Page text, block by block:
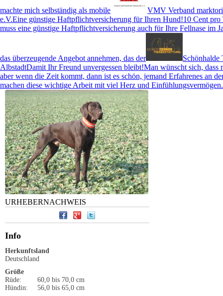
machte mich selbständig als mobile
VMV Verband
e.V.Eine günstige Haftpflichtversicherung für Ihren Hund!10 Cent pro
muss eine günstige Haftpflichtversicherung auch für Ihre Fellnase im
das überzeugende Angebot annehmen, das der
Schönhalde
AlbstadtDamit Ihr Freund unvergessen bleibt!Man wünscht sich,
aber wenn die Zeit kommt, dann ist es schön, jemand Erfahrenes an
machen diese wichtige Arbeit mit viel Herz und
URHEBERNACHWEIS
Info
Herkunftsland
Deutschland
Größe
Rüde:
60,0 bis 70,0 cm
Hündin:
56,0 bis 65,0 cm